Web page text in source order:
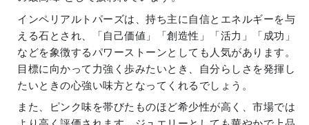
インペリアルトパーズは、持ち主に自信とエネルギーを与
える石とされ、「自己価値」「創造性」「活力」「成功」
などを象徴するパワーストーンとしても人気があります。
目標に向かって力強く歩みたいとき、自分らしさを発揮し
たいときの心強い味方となってくれるでしょう。
また、ピンク味を帯びたものほど希少性が高く、市場では